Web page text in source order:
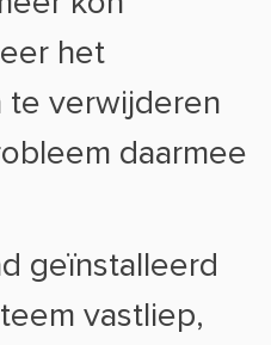
het
te verwijderen
daarmee
geïnstalleerd
vastliep,